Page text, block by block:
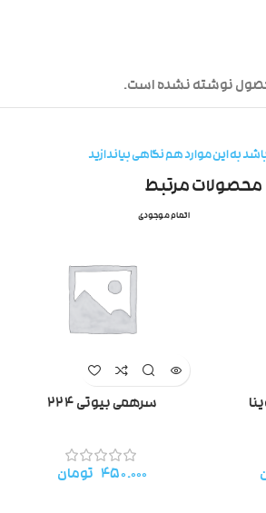
نوشته نشده است.
به این موارد هم نگاهی بیاندازید
محصولات مرتبط
اتمام موجودی
سرهمی بیوتی ۲۲۴
۴۵۰.۰۰۰ تومان